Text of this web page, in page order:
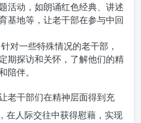
活动，如朗诵红色经典、讲述
基地等，让老干部在参与中回
针对一些特殊情况的老干部，
期探访和关怀，了解他们的精
陪伴。
老干部们在精神层面得到充
在人际交往中获得慰藉，实现